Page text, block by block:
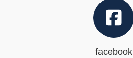
facebook